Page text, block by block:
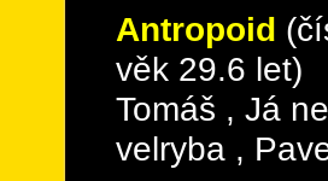
Antropoid
věk 29.6 let)
Tomáš , Já
velryba ,